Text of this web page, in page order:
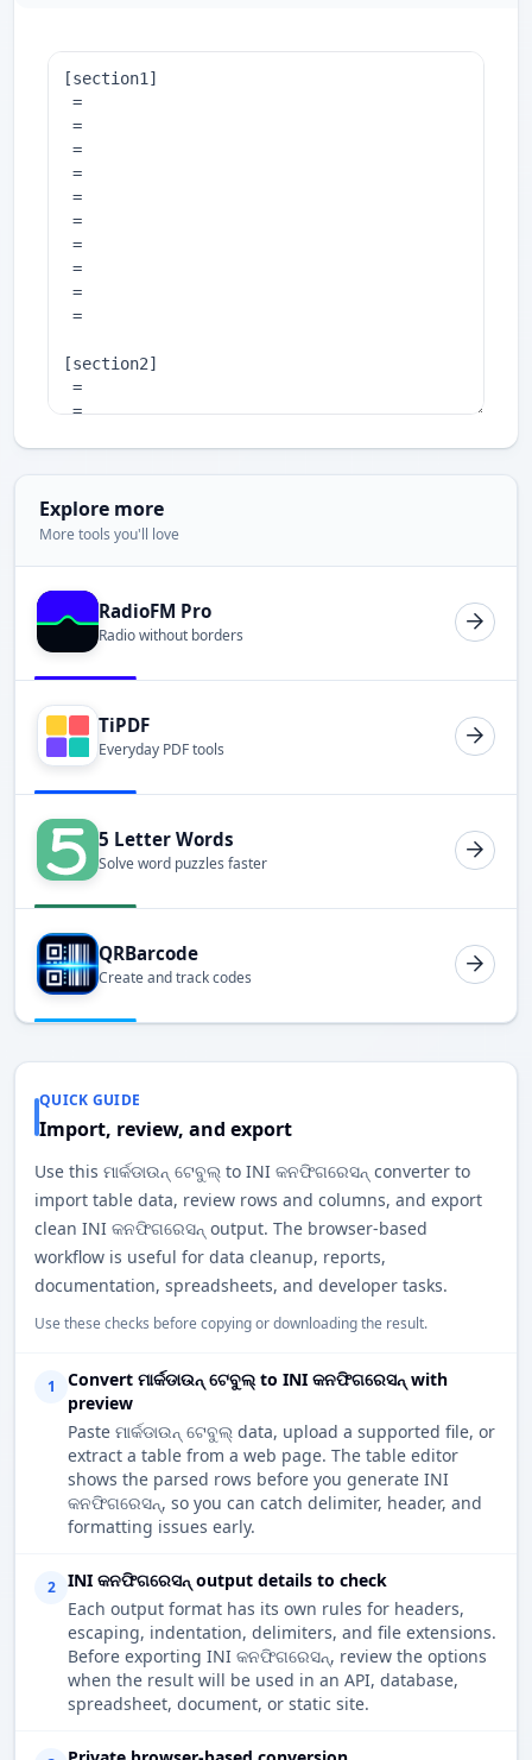
Explore more
More tools you'll love
RadioFM Pro
Radio without borders
TiPDF
Everyday PDF tools
5 Letter Words
Solve word puzzles faster
QRBarcode
Create and track codes
QUICK GUIDE
Import, review, and export
Use this ମାର୍କଡାଉନ୍ ଟେବୁଲ୍ to INI କନଫିଗରେସନ୍ converter to
import table data, review rows and columns, and export
clean INI କନଫିଗରେସନ୍ output. The browser-based
workflow is useful for data cleanup, reports,
documentation, spreadsheets, and developer tasks.
Use these checks before copying or downloading the result.
1
Convert ମାର୍କଡାଉନ୍ ଟେବୁଲ୍ to INI କନଫିଗରେସନ୍ with
preview
Paste ମାର୍କଡାଉନ୍ ଟେବୁଲ୍ data, upload a supported file, or
extract a table from a web page. The table editor
shows the parsed rows before you generate INI
କନଫିଗରେସନ୍, so you can catch delimiter, header, and
formatting issues early.
2
INI କନଫିଗରେସନ୍ output details to check
Each output format has its own rules for headers,
escaping, indentation, delimiters, and file extensions.
Before exporting INI କନଫିଗରେସନ୍, review the options
when the result will be used in an API, database,
spreadsheet, document, or static site.